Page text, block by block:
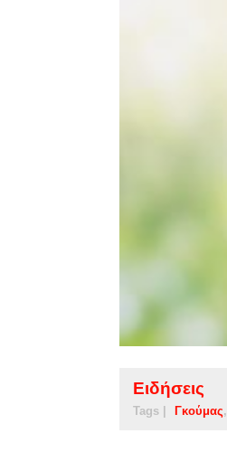
Ειδήσεις
Tags | Γκούμας